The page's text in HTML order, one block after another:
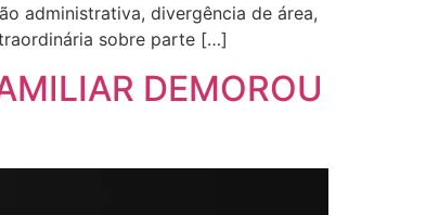
administrativa, divergência de área,
sobre parte […]
DEMOROU